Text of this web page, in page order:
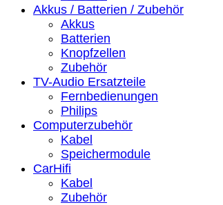
Akkus / Batterien / Zubehör
Akkus
Batterien
Knopfzellen
Zubehör
TV-Audio Ersatzteile
Fernbedienungen
Philips
Computerzubehör
Kabel
Speichermodule
CarHifi
Kabel
Zubehör